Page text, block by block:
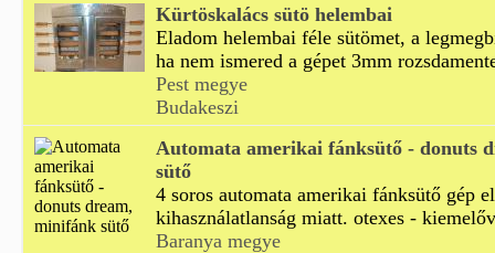
Kürtöskalács sütö helembai
Eladom helembai féle sütömet, a
ha nem ismered a gépet 3mm
Pest megye
Budakeszi
Automata amerikai fánksütő - donuts
sütő
4 soros automata amerikai fánksütő gép
kihasználatlanság miatt. otexes -
Baranya megye